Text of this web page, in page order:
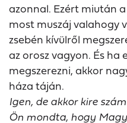
azonnal. Ezért miután
most muszáj valahogy
zsebén kívülről
az orosz vagyon. És ha
megszerezni, akkor
háza táján.
Igen, de akkor kire
Ön mondta, hogy